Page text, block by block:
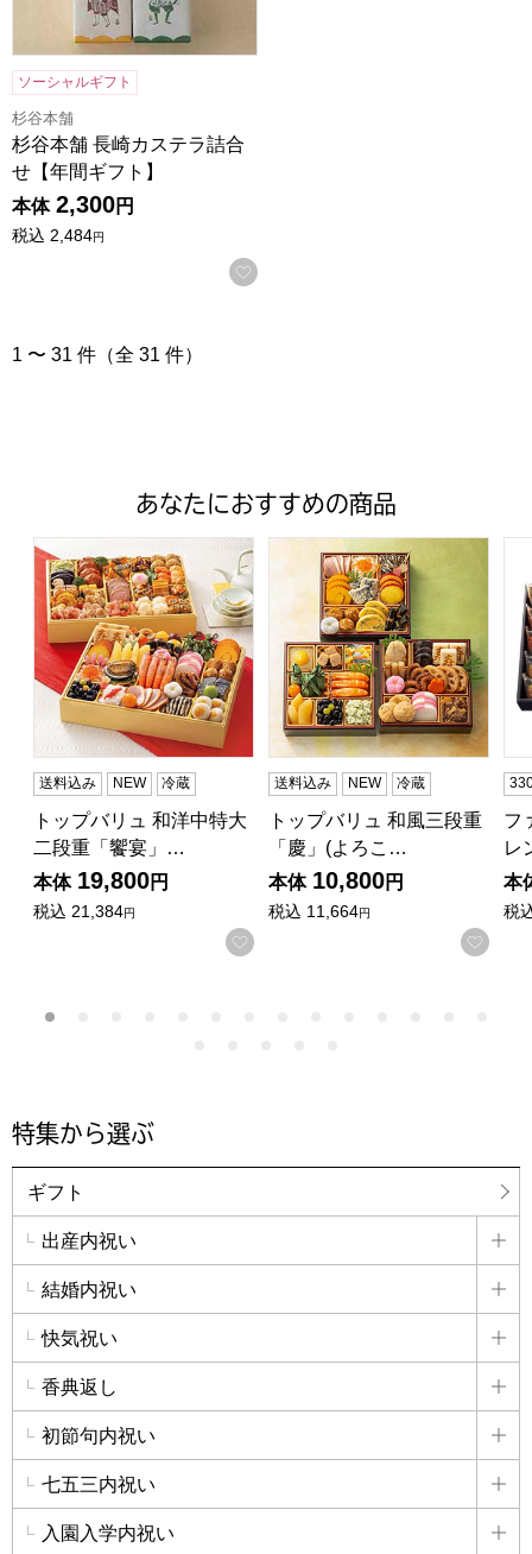
ソーシャルギフト
杉谷本舗
杉谷本舗 長崎カステラ詰合
せ【年間ギフト】
本体 2,300円
税込 2,484円
お気に入りに登録する
1 〜 31 件（全 31 件）
あなたにおすすめの商品
トップバリュ 和洋中特大二段重「饗宴」(きょうえん)【4
送料込み NEW 冷蔵
トップバリュ 和洋中特大
二段重「饗宴」…
本体 19,800円
税込 21,384円
お気に入りに登録する
トップバリュ 和風三段重「
送料込み NEW 冷蔵
トップバリュ 和風三段重
「慶」(よろこ…
本体 10,800円
税込 11,664円
お気
フ
レ
本
税
特集から選ぶ
ギフト
出産内祝い
詳
結婚内祝い
詳
快気祝い
詳
香典返し
詳
初節句内祝い
詳
七五三内祝い
詳
入園入学内祝い
詳